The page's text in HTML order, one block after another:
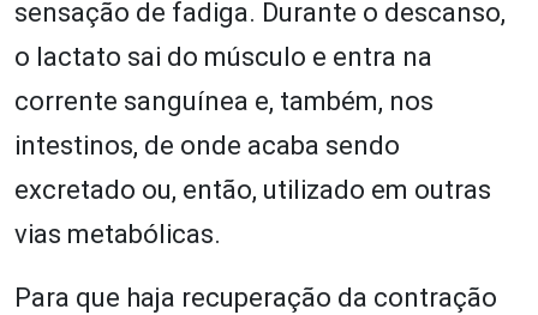
sensação de fadiga. Durante o descanso,
o lactato sai do músculo e entra na
corrente sanguínea e, também, nos
intestinos, de onde acaba sendo
excretado ou, então, utilizado em outras
vias metabólicas.
Para que haja recuperação da contração